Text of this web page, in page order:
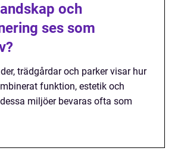
och
ses som
trädgårdar och parker visar hur
funktion, estetik och
miljöer bevaras ofta som